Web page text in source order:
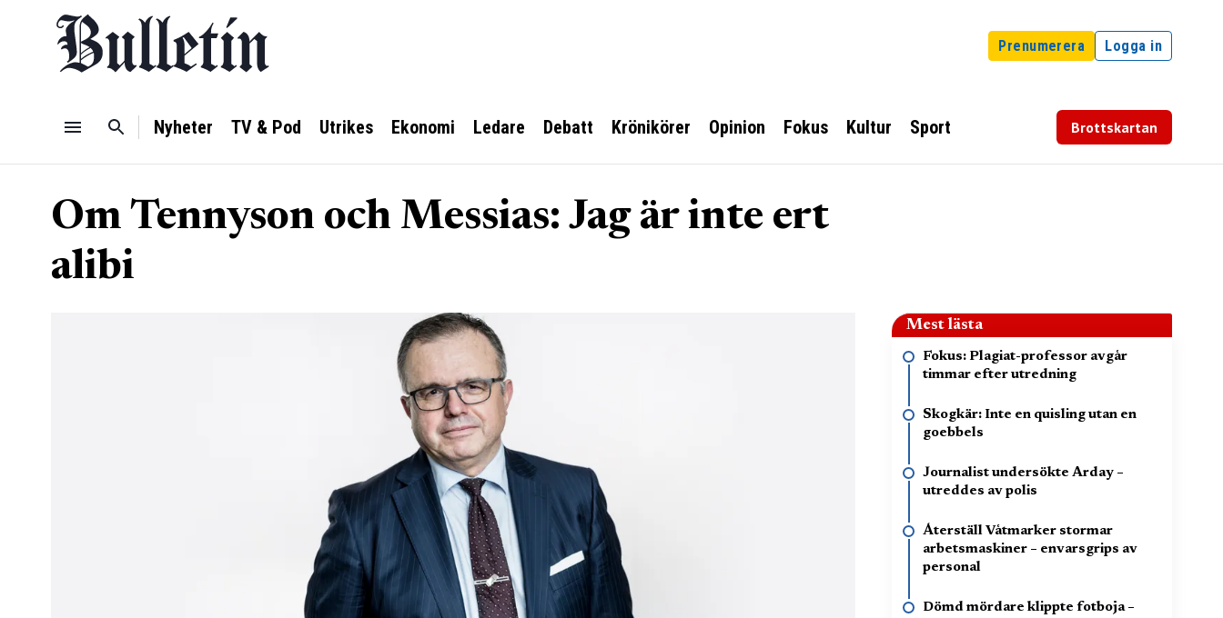
Prenumerera Logga in
Nyheter TV & Pod Utrikes Ekonomi Ledare Debatt Krönikörer Opinion Fokus Kultur Sport Brottskartan
Om Tennyson och Messias: Jag är inte ert
alibi
Mest lästa
Fokus: Plagiat-professor avgår
timmar efter utredning
Skogkär: Inte en quisling utan en
goebbels
Journalist undersökte Arday –
utreddes av polis
Återställ Våtmarker stormar
arbetsmaskiner – envarsgrips av
personal
Dömd mördare klippte fotboja –